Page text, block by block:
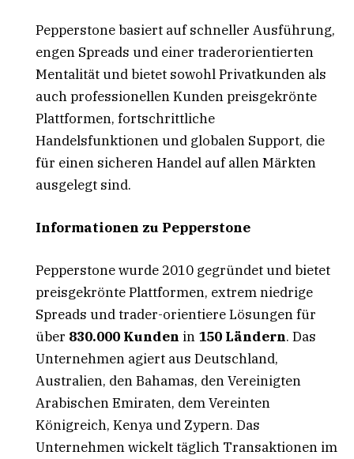
Pepperstone basiert auf schneller Ausführung,
engen Spreads und einer traderorientierten
Mentalität und bietet sowohl Privatkunden als
auch professionellen Kunden preisgekrönte
Plattformen, fortschrittliche
Handelsfunktionen und globalen Support, die
für einen sicheren Handel auf allen Märkten
ausgelegt sind.
Informationen zu Pepperstone
Pepperstone wurde 2010 gegründet und bietet
preisgekrönte Plattformen, extrem niedrige
Spreads und trader-orientiere Lösungen für
über 830.000 Kunden in 150 Ländern. Das
Unternehmen agiert aus Deutschland,
Australien, den Bahamas, den Vereinigten
Arabischen Emiraten, dem Vereinten
Königreich, Kenya und Zypern. Das
Unternehmen wickelt täglich Transaktionen im